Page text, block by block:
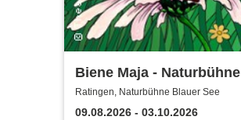
Biene Maja - Naturbühne
Blaue See
Ratingen, Naturbühne Blauer See
09.08.2026 - 03.10.2026